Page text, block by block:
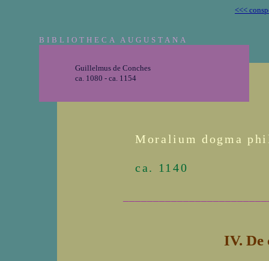
<<<
BIBLIOTHECA AUGUSTANA
Guillelmus de Conches
ca. 1080 - ca. 1154
Moralium dogma
ca. 1140
IV.